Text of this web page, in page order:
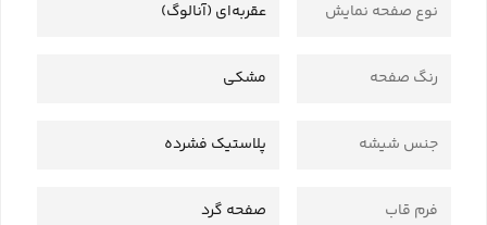
نوع صفحه نمایش عقربه‌ای (آنالوگ)
رنگ صفحه مشکی
جنس شیشه پلاستیک فشرده
فرم قاب صفحه گرد